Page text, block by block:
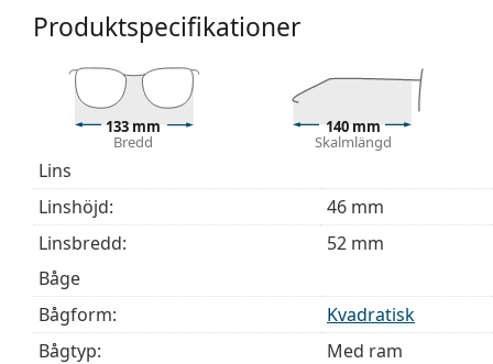
Tillbehör
Vi levererar glasögonen i sitt originalfodral.
Den medföljande putsduken är idealisk för
modeller kan komma med en tygpåse i stället för
Upptäck helaglasögon sortimentet för att hitta fler
behöver hjälp med att välja ditt par.
Detta är en medicinteknisk produkt. Läs
Produktspecifikationer
133 mm
Bredd
140 mm
Skalmlängd
Lins
Linshöjd:
46 mm
Linsbredd:
52 mm
Båge
Bågform:
Kvadratisk
Bågtyp:
Med ram